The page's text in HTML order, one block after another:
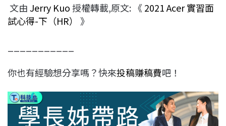
文由Jerry Kuo授權轉載,原文: 《2021 Acer 實習面
試心得-下（HR）
》
你也有經驗想分享嗎？快來投稿賺稿費吧！